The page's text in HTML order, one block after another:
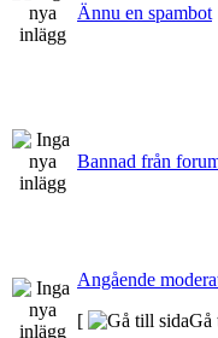
Ännu en spambot
Bannad från
Angående
[
Gå